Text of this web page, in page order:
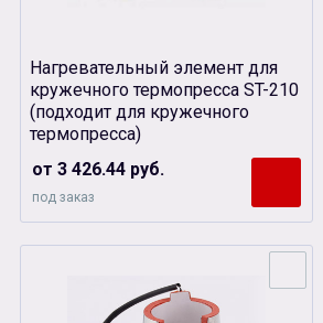
Нагревательный элемент для
кружечного термопресса ST-210
(подходит для кружечного
термопресса)
от 3 426.44 руб.
под заказ